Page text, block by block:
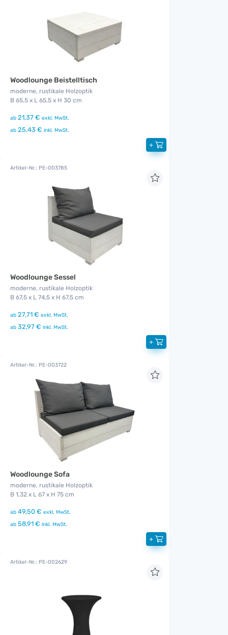
Woodlounge Beistelltisch
moderne, rustikale Holzoptik
B 65,5 x L 65,5 x H 30 cm
ab 21,37 € exkl. MwSt.
ab 25,43 € inkl. MwSt.
+
Artikel-Nr.: PE-003785
Woodlounge Sessel
moderne, rustikale Holzoptik
B 67,5 x L 74,5 x H 67,5 cm
ab 27,71 € exkl. MwSt.
ab 32,97 € inkl. MwSt.
+
Artikel-Nr.: PE-003722
Woodlounge Sofa
moderne, rustikale Holzoptik
B 1,32 x L 67 x H 75 cm
ab 49,50 € exkl. MwSt.
ab 58,91 € inkl. MwSt.
+
Artikel-Nr.: PE-002629